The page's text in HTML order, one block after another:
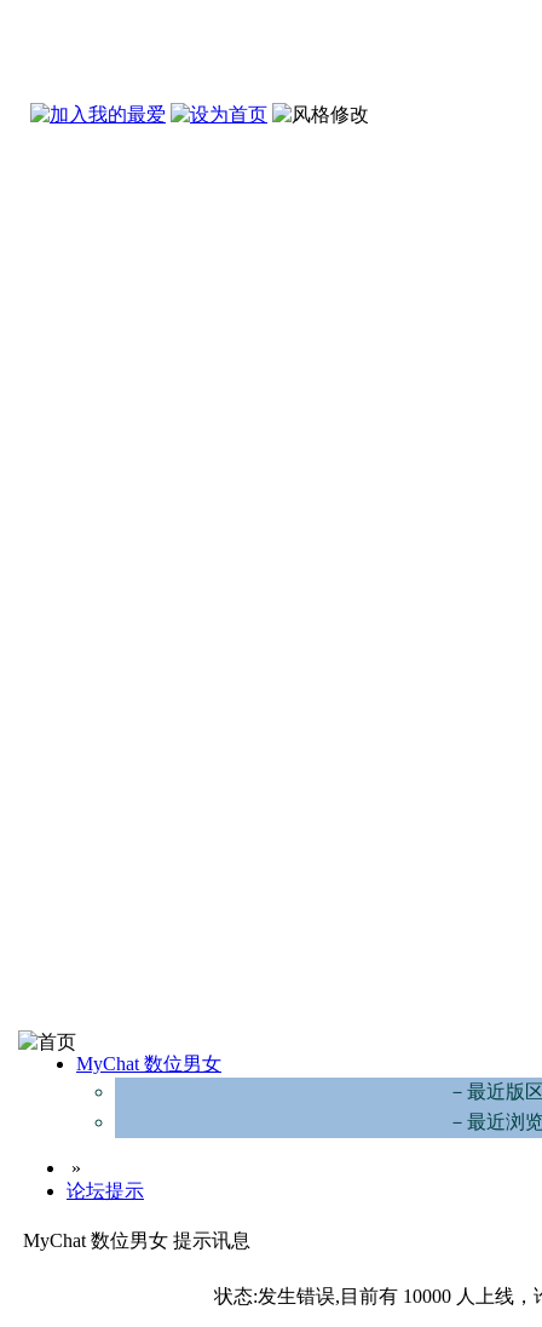
MyChat 数位男女
－最近版
－最近浏
»
论坛提示
MyChat 数位男女 提示讯息
状态:发生错误,目前有 10000 人上线